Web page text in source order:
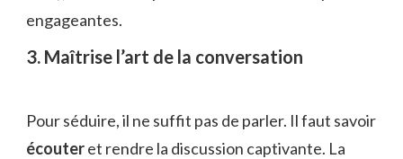
engageantes.
3. Maîtrise l’art de la conversation
Pour séduire, il ne suffit pas de parler. Il faut savoir
écouteret rendre la discussion captivante. La